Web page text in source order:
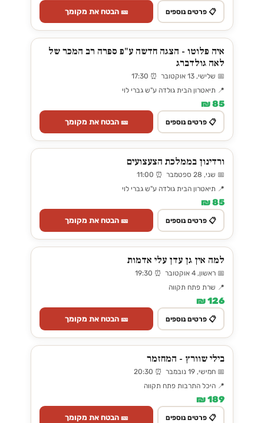
📋 פרטים נוספים 🎫 הבטח את מקומך
איה פלוטו - הצגה חדשה ע"פ ספרה רב המכר של
לאה גולדברג
📅 שלישי, 13 אוקטובר ⏰ 17:30
📍 תיאטרון הבית גולדה ע"ש גברי לוי
85 ₪
📋 פרטים נוספים 🎫 הבטח את מקומך
ורדינון בממלכת הצעצועים
📅 שני, 28 ספטמבר ⏰ 11:00
📍 תיאטרון הבית גולדה ע"ש גברי לוי
85 ₪
📋 פרטים נוספים 🎫 הבטח את מקומך
למה אין גן עדן עלי אדמות
📅 ראשון, 4 אוקטובר ⏰ 19:30
📍 שרת פתח תקווה
126 ₪
📋 פרטים נוספים 🎫 הבטח את מקומך
בילי שוורץ - המחזמר
📅 חמישי, 19 נובמבר ⏰ 20:30
📍 היכל התרבות פתח תקווה
189 ₪
📋 פרטים נוספים 🎫 הבטח את מקומך